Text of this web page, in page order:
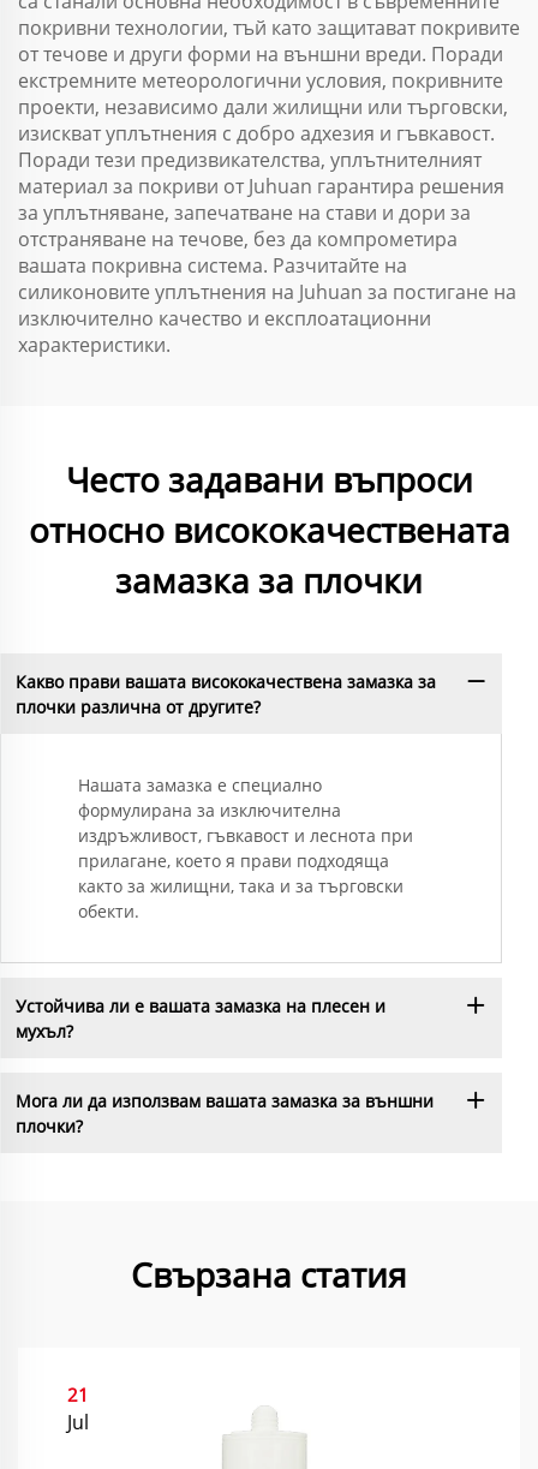
покривни технологии, тъй като защитават покривите
от течове и други форми на външни вреди. Поради
екстремните метеорологични условия, покривните
проекти, независимо дали жилищни или търговски,
изискват уплътнения с добро адхезия и гъвкавост.
Поради тези предизвикателства, уплътнителният
материал за покриви от Juhuan гарантира решения
за уплътняване, запечатване на стави и дори за
отстраняване на течове, без да компрометира
вашата покривна система. Разчитайте на
силиконовите уплътнения на Juhuan за постигане на
изключително качество и експлоатационни
характеристики.
Често задавани въпроси
относно висококачествената
замазка за плочки
Какво прави вашата висококачествена замазка за
плочки различна от другите?
Нашата замазка е специално
формулирана за изключителна
издръжливост, гъвкавост и леснота при
прилагане, което я прави подходяща
както за жилищни, така и за търговски
обекти.
Устойчива ли е вашата замазка на плесен и
мухъл?
Мога ли да използвам вашата замазка за външни
плочки?
Свързана статия
21
Jul